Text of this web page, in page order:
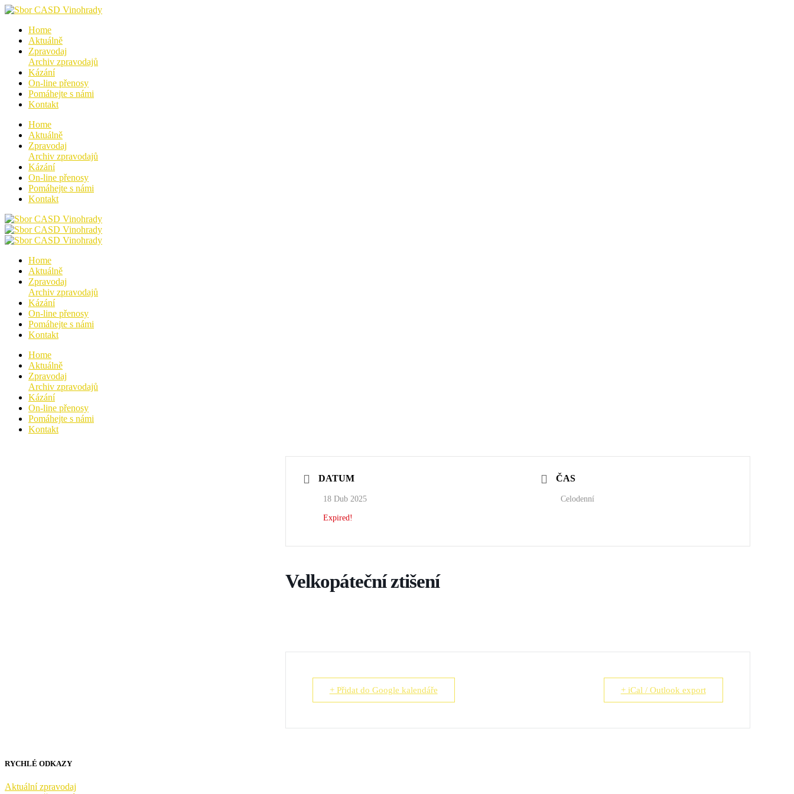
Home
Aktuálně
Zpravodaj
Archiv zpravodajů
Kázání
On-line přenosy
Pomáhejte s námi
Kontakt
Home
Aktuálně
Zpravodaj
Archiv zpravodajů
Kázání
On-line přenosy
Pomáhejte s námi
Kontakt
Home
Aktuálně
Zpravodaj
Archiv zpravodajů
Kázání
On-line přenosy
Pomáhejte s námi
Kontakt
Home
Aktuálně
Zpravodaj
Archiv zpravodajů
Kázání
On-line přenosy
Pomáhejte s námi
Kontakt
DATUM
18 Dub 2025
Expired!
ČAS
Celodenní
Velkopáteční ztišení
+ Přidat do Google kalendáře + iCal / Outlook export
RYCHLÉ ODKAZY
Aktuální zpravodaj